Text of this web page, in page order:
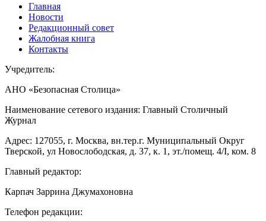
Главная
Новости
Редакционный совет
Жалобная книга
Контакты
Учредитель:
АНО «Безопасная Столица»
Наименование сетевого издания: Главный Столичный
Журнал
Адрес: 127055, г. Москва, вн.тер.г. Муниципальный Округ
Тверской, ул Новослободская, д. 37, к. 1, эт./помещ. 4/I, ком. 8
Главный редактор:
Карпач Заррина Джумахоновна
Телефон редакции: